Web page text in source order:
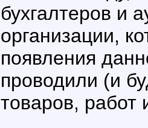
бухгалтеров и
организации,
появления
проводили (и
товаров, работ